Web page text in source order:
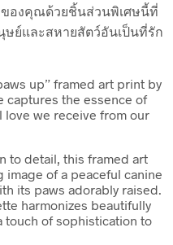
ของคุณด้วยชิ้นส่วนพิเศษนี้ที่
ย์และสหายสัตว์อันเป็นที่รัก
up” framed art print by
captures the essence of
we receive from our
to detail, this framed art
image of a peaceful canine
its paws adorably raised.
harmonizes beautifully
touch of sophistication to